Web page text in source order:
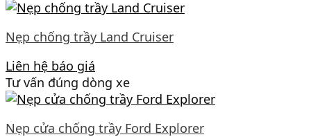
Nẹp chống trầy Land Cruiser
Liên hệ báo giá
Tư vấn đúng dòng xe
Nẹp cửa chống trầy Ford Explorer